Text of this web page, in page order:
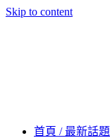
Skip to content
首頁 / 最新話題